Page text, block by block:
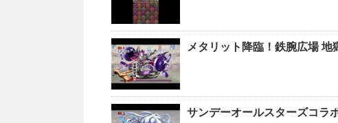
メタリット降臨！鉄腕広場
サンデーオールスターズコラ